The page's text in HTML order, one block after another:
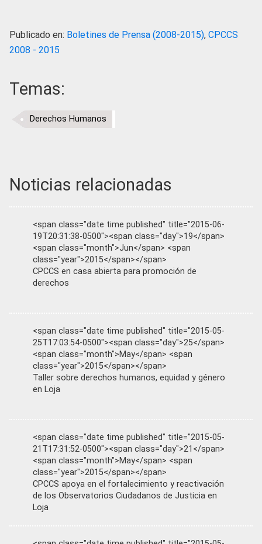
Publicado en: Boletines de Prensa (2008-2015), CPCCS
2008 - 2015
Temas:
Derechos Humanos
Noticias relacionadas
<span class="date time published" title="2015-06-
19T20:31:38-0500"><span class="day">19</span>
<span class="month">Jun</span> <span
class="year">2015</span></span>
CPCCS en casa abierta para promoción de
derechos
<span class="date time published" title="2015-05-
25T17:03:54-0500"><span class="day">25</span>
<span class="month">May</span> <span
class="year">2015</span></span>
Taller sobre derechos humanos, equidad y género
en Loja
<span class="date time published" title="2015-05-
21T17:31:52-0500"><span class="day">21</span>
<span class="month">May</span> <span
class="year">2015</span></span>
CPCCS apoya en el fortalecimiento y reactivación
de los Observatorios Ciudadanos de Justicia en
Loja